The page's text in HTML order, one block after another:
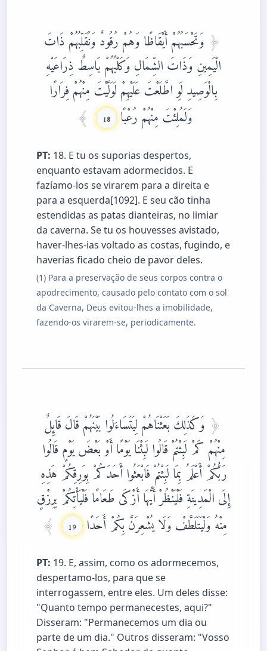
وَتَحْسَبُهُمْ أَيْقَاظًا وَهُمْ رُقُودٌ وَنُقَلِّبُهُمْ ذَاتَ
الْيَمِينِ وَذَاتَ الشِّمَالِ وَكَلْبُهُمْ بَاسِطٌ ذِرَاعَيْهِ
بِالْوَصِيدِ لَوِ اطَّلَعْتَ عَلَيْهِمْ لَوَلَّيْتَ مِنْهُمْ فِرَارًا
وَلَمُلِئْتَ مِنْهُمْ رُعْبًا 18
PT: 18. E tu os suporias despertos,
enquanto estavam adormecidos. E
fazíamo-los se virarem para a direita e
para a esquerda[1092]. E seu cão tinha
estendidas as patas dianteiras, no limiar
da caverna. Se tu os houvesses avistado,
haver-lhes-ias voltado as costas, fugindo, e
haverias ficado cheio de pavor deles.
(1) Para a preservação de seus corpos contra o
apodrecimento, causado pelo contato com o sol
da Caverna, Deus evitou-lhes a imobilidade,
fazendo-os virarem-se, periodicamente.
وَكَذَلِكَ بَعَثْنَاهُمْ لِيَتَسَاءَلُوا بَيْنَهُمْ قَالَ قَائِلٌ
مِنْهُمْ كَمْ لَبِثْتُمْ قَالُوا لَبِثْنَا يَوْمًا أَوْ بَعْضَ يَوْمٍ قَالُوا
رَبُّكُمْ أَعْلَمُ بِمَا لَبِثْتُمْ فَابْعَثُوا أَحَدَكُمْ بِوَرِقِكُمْ هَذِهِ
إِلَى الْمَدِينَةِ فَلْيَنْظُرْ أَيُّهَا أَزْكَى طَعَامًا فَلْيَأْتِكُمْ بِرِزْقٍ
مِنْهُ وَلْيَتَلَطَّفْ وَلَا يُشْعِرَنَّ بِكُمْ أَحَدًا 19
PT: 19. E, assim, como os adormecemos,
despertamo-los, para que se
interrogassem, entre eles. Um deles disse:
"Quanto tempo permanecestes, aqui?"
Disseram: "Permanecemos um dia ou
parte de um dia." Outros disseram: "Vosso